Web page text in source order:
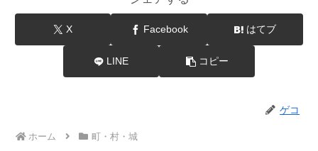
X Facebook はてブ
LINE コピー
ゲコ
ホーム 町・村・城